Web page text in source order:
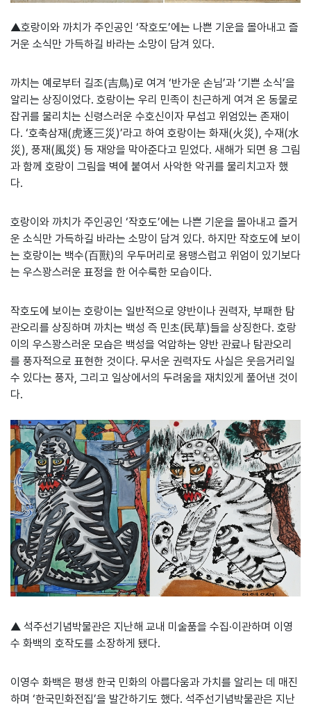
▲호랑이와 까치가 주인공인 ‘작호도’에는 나쁜 기운을 몰아내고 즐
거운 소식만 가득하길 바라는 소망이 담겨 있다.
까치는 예로부터 길조(吉鳥)로 여겨 ‘반가운 손님’과 ‘기쁜 소식’을
알리는 상징이었다. 호랑이는 우리 민족이 친근하게 여겨 온 동물로
잡귀를 물리치는 신령스러운 수호신이자 무섭고 위엄있는 존재이
다. ‘호축삼재(虎逐三災)’라고 하여 호랑이는 화재(火災), 수재(水
災), 풍재(風災) 등 재앙을 막아준다고 믿었다. 새해가 되면 용 그림
과 함께 호랑이 그림을 벽에 붙여서 사악한 악귀를 물리치고자 했
다.
호랑이와 까치가 주인공인 ‘작호도’에는 나쁜 기운을 몰아내고 즐거
운 소식만 가득하길 바라는 소망이 담겨 있다. 하지만 작호도에 보이
는 호랑이는 백수(百獸)의 우두머리로 용맹스럽고 위엄이 있기보다
는 우스꽝스러운 표정을 한 어수룩한 모습이다.
작호도에 보이는 호랑이는 일반적으로 양반이나 권력자, 부패한 탐
관오리를 상징하며 까치는 백성 즉 민초(民草)들을 상징한다. 호랑
이의 우스꽝스러운 모습은 백성을 억압하는 양반 관료나 탐관오리
를 풍자적으로 표현한 것이다. 무서운 권력자도 사실은 웃음거리일
수 있다는 풍자, 그리고 일상에서의 두려움을 재치있게 풀어낸 것이
다.
▲ 석주선기념박물관은 지난해 교내 미술품을 수집·이관하며 이영
수 화백의 호작도를 소장하게 됐다.
이영수 화백은 평생 한국 민화의 아름다움과 가치를 알리는 데 매진
하며 ‘한국민화전집’을 발간하기도 했다. 석주선기념박물관은 지난